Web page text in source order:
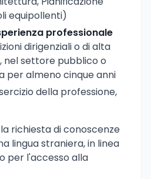
equipollenti)
professionale
dirigenziali o di alta
nel settore pubblico o
per almeno cinque anni
della professione,
richiesta di conoscenze
lingua straniera, in linea
per l'accesso alla